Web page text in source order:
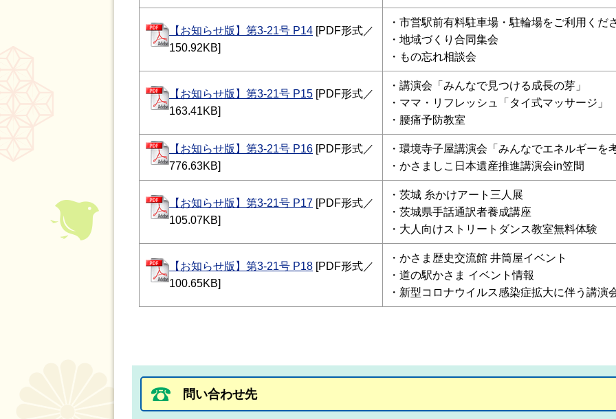
【お知らせ版】第3-21号 P14 [PDF形式／
150.92KB]
・ 市営駅前有料駐車場・駐輪場をご利用くだ
・地域づくり合同集会
・もの忘れ相談会
【お知らせ版】第3-21号 P15 [PDF形式／
163.41KB]
・ 講演会「みんなで見つける成長の芽」
・ママ・リフレッシュ「タイ式マッサージ」
・腰痛予防教室
【お知らせ版】第3-21号 P16 [PDF形式／
776.63KB]
・ 環境寺子屋講演会 「みんなでエネルギーを
・かさましこ日本遺産推進講演会in笠間
【お知らせ版】第3-21号 P17 [PDF形式／
105.07KB]
・ 茨城 糸かけアート三人展
・茨城県手話通訳者養成講座
・大人向けストリートダンス教室無料体験
【お知らせ版】第3-21号 P18 [PDF形式／
100.65KB]
・ かさま歴史交流館 井筒屋イベント
・道の駅かさま イベント情報
・新型コロナウイルス感染症拡大に伴う講演
問い合わせ先